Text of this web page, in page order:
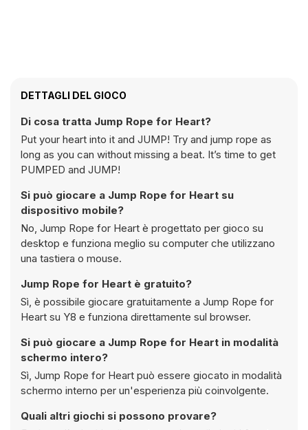
DETTAGLI DEL GIOCO
Di cosa tratta Jump Rope for Heart?
Put your heart into it and JUMP! Try and jump rope as
long as you can without missing a beat. It’s time to get
PUMPED and JUMP!
Si può giocare a Jump Rope for Heart su
dispositivo mobile?
No, Jump Rope for Heart è progettato per gioco su
desktop e funziona meglio su computer che utilizzano
una tastiera o mouse.
Jump Rope for Heart è gratuito?
Sì, è possibile giocare gratuitamente a Jump Rope for
Heart su Y8 e funziona direttamente sul browser.
Si può giocare a Jump Rope for Heart in modalità
schermo intero?
Sì, Jump Rope for Heart può essere giocato in modalità
schermo interno per un'esperienza più coinvolgente.
Quali altri giochi si possono provare?